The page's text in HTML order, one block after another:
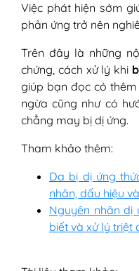
Việc phát hiện sớm
phản ứng trở nên
Trên đây là những
chứng, cách xử lý khi
giúp bạn đọc có
ngừa cũng như có
chẳng may bị dị ứng.
Tham khảo thêm:
Da bị dị ứng
nhân, dấu hiệu
Nguyên nhân dị
biết và xử lý triệt